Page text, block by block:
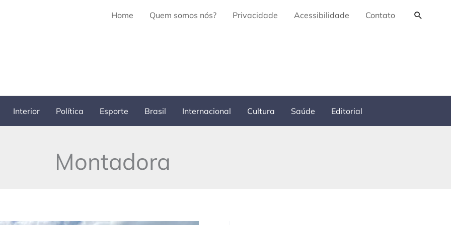
Home Quem somos nós? Privacidade Acessibilidade Contato
Interior Política Esporte Brasil Internacional Cultura Saúde Editorial
Montadora